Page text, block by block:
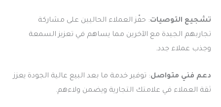
تشجيع التوصيات: حفّز العملاء الحاليين على مشاركة
تجاربهم الجيدة مع الآخرين مما يساهم في تعزيز السمعة
وجذب عملاء جدد.
دعم فني متواصل: توفير خدمة ما بعد البيع عالية الجودة يعزز
ثقة العملاء في علامتك التجارية ويضمن ولاءهم.